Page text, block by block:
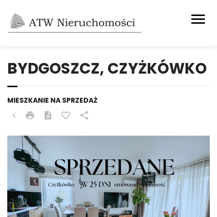
BYDGOSZCZ, CZYŻKÓWKO
MIESZKANIE NA SPRZEDAŻ